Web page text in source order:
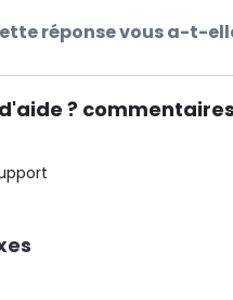
réponse vous a-t-
?